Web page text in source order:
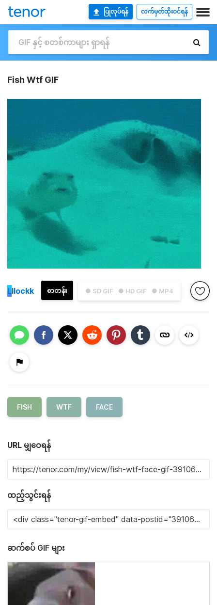
ပြုလုပ်ရန် လက်မှတ်ထိုးဝင်ရန်
Fish Wtf GIF
● SD GIF ● HD GIF ● MP4
စာတန်း
Lllockk
FISH WTF FACE
URL မျှဝေရန်
ထည့်သွင်းရန်
ဆက်စပ် GIF များ